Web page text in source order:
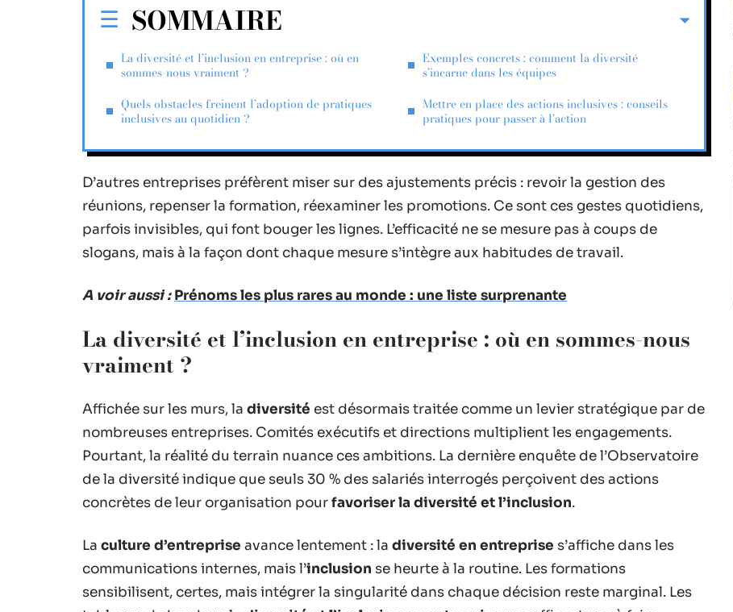
SOMMAIRE
La diversité et l’inclusion en entreprise : où en
sommes-nous vraiment ?
Quels obstacles freinent l’adoption de pratiques
inclusives au quotidien ?
Exemples concrets : comment la diversité
s’incarne dans les équipes
Mettre en place des actions inclusives : conseils
pratiques pour passer à l’action
D’autres entreprises préfèrent miser sur des ajustements précis : revoir la gestion des
réunions, repenser la formation, réexaminer les promotions. Ce sont ces gestes quotidiens,
parfois invisibles, qui font bouger les lignes. L’efficacité ne se mesure pas à coups de
slogans, mais à la façon dont chaque mesure s’intègre aux habitudes de travail.
A voir aussi : Prénoms les plus rares au monde : une liste surprenante
La diversité et l’inclusion en entreprise : où en sommes-nous
vraiment ?
Affichée sur les murs, la diversité est désormais traitée comme un levier stratégique par de
nombreuses entreprises. Comités exécutifs et directions multiplient les engagements.
Pourtant, la réalité du terrain nuance ces ambitions. La dernière enquête de l’Observatoire
de la diversité indique que seuls 30 % des salariés interrogés perçoivent des actions
concrètes de leur organisation pourfavoriser la diversité et l’inclusion.
La culture d’entreprise avance lentement : la diversité en entreprise s’affiche dans les
communications internes, mais l’inclusion se heurte à la routine. Les formations
sensibilisent, certes, mais intégrer la singularité dans chaque décision reste marginal. Les